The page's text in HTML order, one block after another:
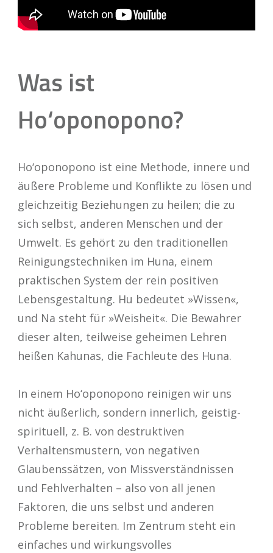
Was ist
Ho‘oponopono?
Ho‘oponopono ist eine Methode, innere und
äußere Probleme und Konflikte zu lösen und
gleichzeitig Beziehungen zu heilen; die zu
sich selbst, anderen Menschen und der
Umwelt. Es gehört zu den traditionellen
Reinigungstechniken im Huna, einem
praktischen System der rein positiven
Lebensgestaltung. Hu bedeutet »Wissen«,
und Na steht für »Weisheit«. Die Bewahrer
dieser alten, teilweise geheimen Lehren
heißen Kahunas, die Fachleute des Huna.
In einem Ho‘oponopono reinigen wir uns
nicht äußerlich, sondern innerlich, geistig-
spirituell, z. B. von destruktiven
Verhaltensmustern, von negativen
Glaubenssätzen, von Missverständnissen
und Fehlverhalten – also von all jenen
Faktoren, die uns selbst und anderen
Probleme bereiten. Im Zentrum steht ein
einfaches und wirkungsvolles